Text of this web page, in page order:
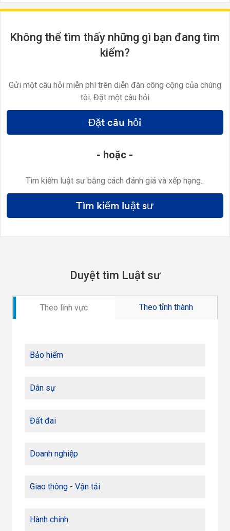
Không thể tìm thấy những gì bạn đang tìm
kiếm?
Gửi một câu hỏi miễn phí trên diễn đàn công cộng của chúng
tôi. Đặt một câu hỏi
Đặt câu hỏi
- hoặc -
Tìm kiếm luật sư bằng cách đánh giá và xếp hạng..
Tìm kiếm luật sư
Duyệt tìm Luật sư
Theo lĩnh vực Theo tỉnh thành
Bảo hiểm
Dân sự
Đất đai
Doanh nghiệp
Giao thông - Vận tải
Hành chính